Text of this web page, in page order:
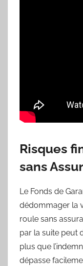
Risques
sans
Le Fonds de
dédommager la
roule sans
par la suite peut
plus que
dépasse